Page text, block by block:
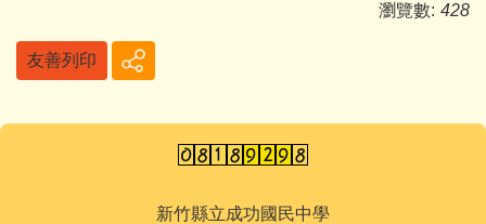
瀏覽數: 428
友善列印
新竹縣立成功國民中學